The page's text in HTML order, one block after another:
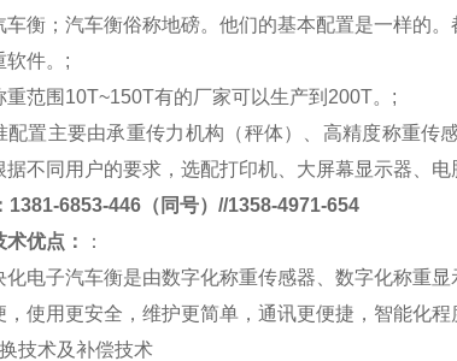
车衡；汽车衡俗称地磅。他们的基本配置是一样的
件。 ;
重范围 10T~150T有的厂家可以生产到 200T。 ;
配置主要由承重传力机构（秤体）、高精度称重传
不同用户的要求，选配打印机、大屏幕显示器、电
1381-6853-446（同号）//1358-4971-654
术优点：
：
化电子汽车衡是由数字化称重传感器、数字化称重
使用更安全，维护更简单，通讯更便捷，智能化程
技术及补偿技术